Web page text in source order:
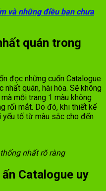
và những điều bạn chưa
quán trong
đọc những cuốn Catalogue
quán, hài hòa. Sẽ không
mỗi trang 1 màu không
rối mắt. Do đó, khi thiết kế
tố từ màu sắc cho đến
nhất rõ ràng
Catalogue uy